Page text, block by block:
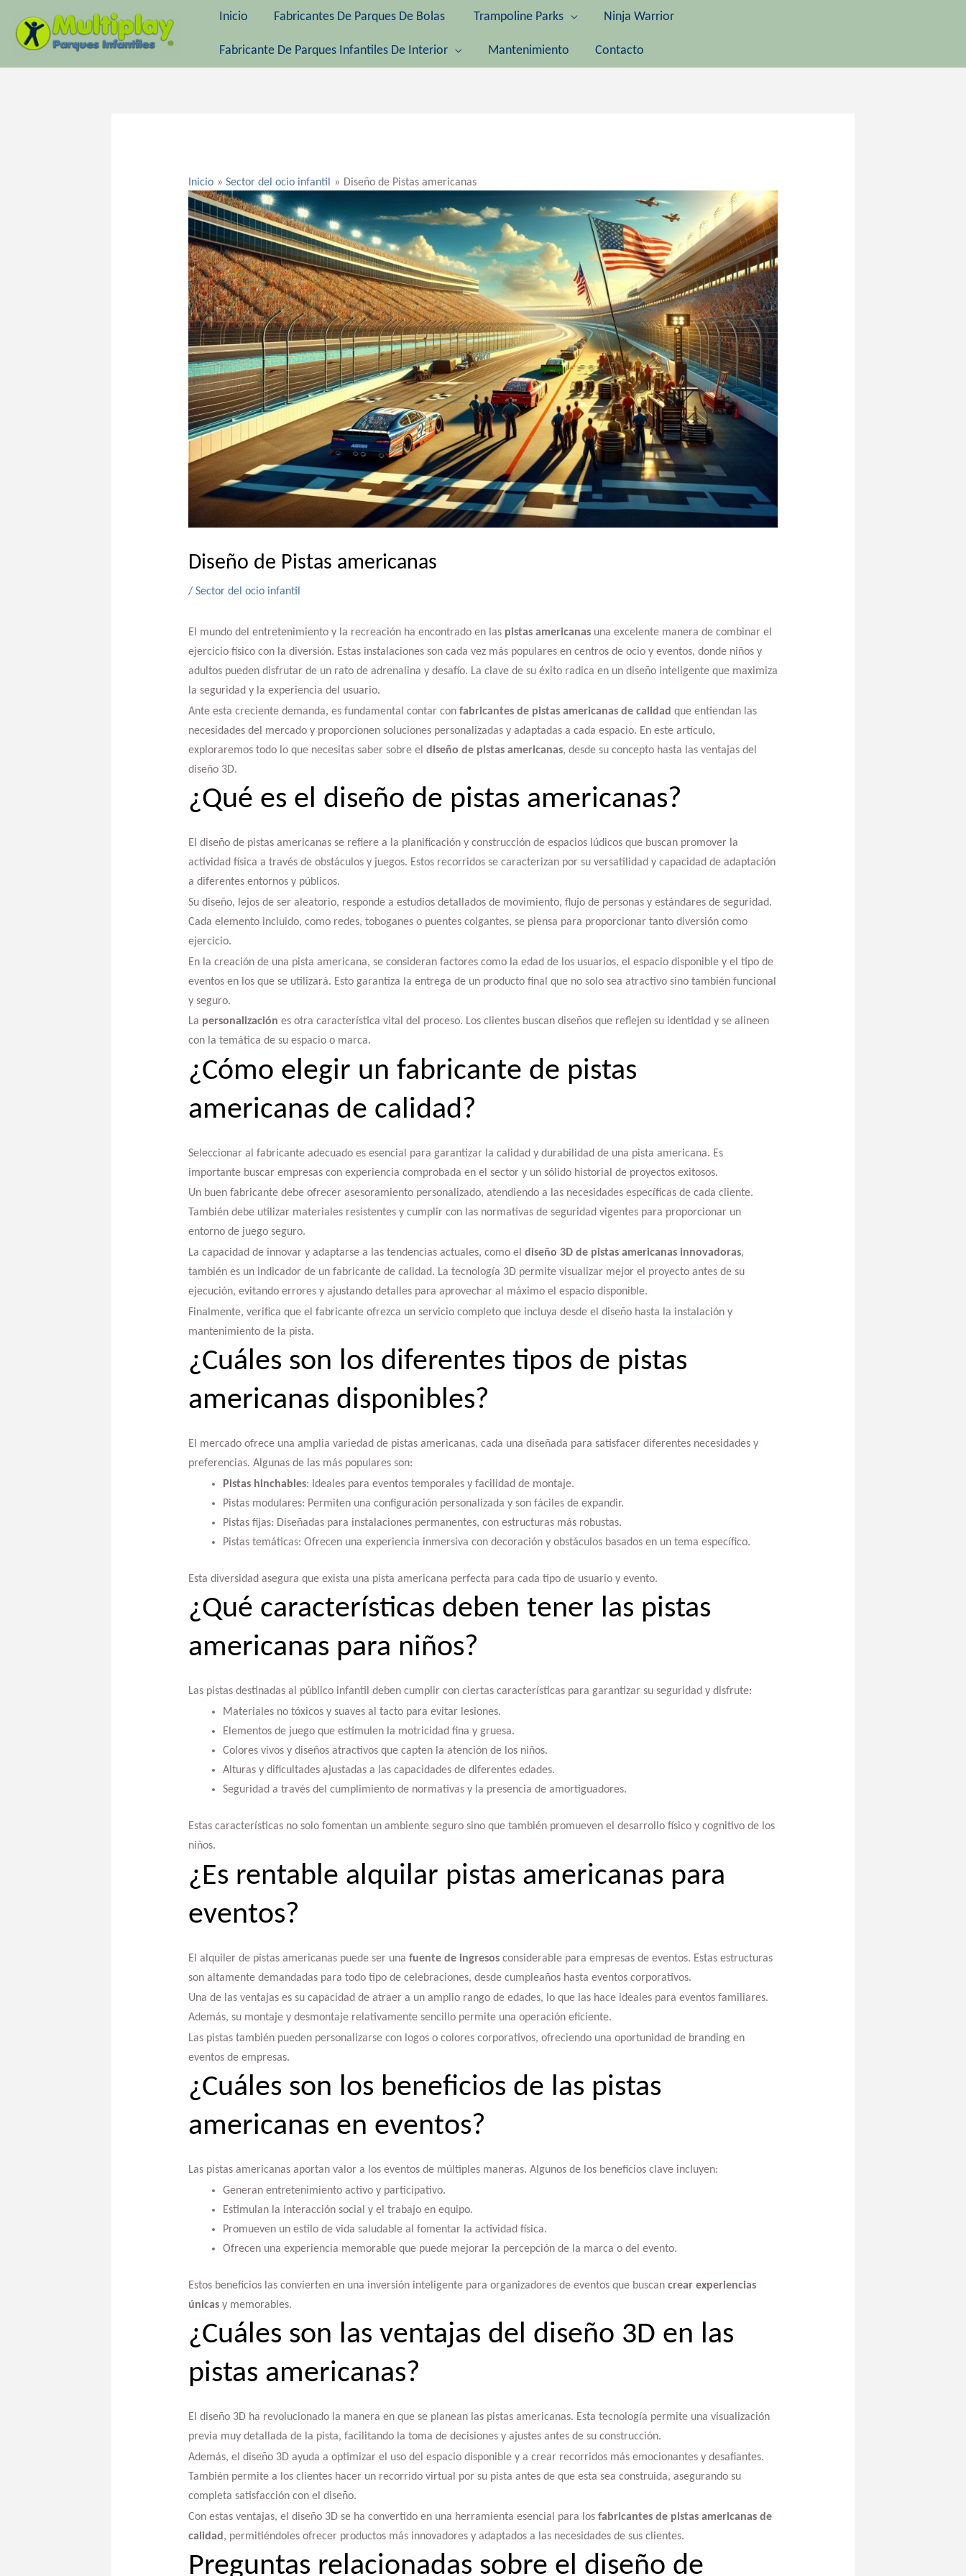
contenido
Inicio Fabricantes De Parques De Bolas Trampoline Parks Ninja Warrior
Fabricante De Parques Infantiles De Interior Mantenimiento Contacto
Inicio Sector del ocio infantil Diseño de Pistas americanas
Diseño de Pistas americanas
/ Sector del ocio infantil
El mundo del entretenimiento y la recreación ha encontrado en las pistas americanasuna excelente manera de combinar el
ejercicio físico con la diversión. Estas instalaciones son cada vez más populares en centros de ocio y eventos, donde niños y
adultos pueden disfrutar de un rato de adrenalina y desafío. La clave de su éxito radica en un diseño inteligente que maximiza
la seguridad y la experiencia del usuario.
Ante esta creciente demanda, es fundamental contar con fabricantes de pistas americanas de calidad que entiendan las
necesidades del mercado y proporcionen soluciones personalizadas y adaptadas a cada espacio. En este artículo,
exploraremos todo lo que necesitas saber sobre el diseño de pistas americanas, desde su concepto hasta las ventajas del
diseño 3D.
¿Qué es el diseño de pistas americanas?
El diseño de pistas americanas se refiere a la planificación y construcción de espacios lúdicos que buscan promover la
actividad física a través de obstáculos y juegos. Estos recorridos se caracterizan por su versatilidad y capacidad de adaptación
a diferentes entornos y públicos.
Su diseño, lejos de ser aleatorio, responde a estudios detallados de movimiento, flujo de personas y estándares de seguridad.
Cada elemento incluido, como redes, toboganes o puentes colgantes, se piensa para proporcionar tanto diversión como
ejercicio.
En la creación de una pista americana, se consideran factores como la edad de los usuarios, el espacio disponible y el tipo de
eventos en los que se utilizará. Esto garantiza la entrega de un producto final que no solo sea atractivo sino también funcional
y seguro.
La personalización es otra característica vital del proceso. Los clientes buscan diseños que reflejen su identidad y se alineen
con la temática de su espacio o marca.
¿Cómo elegir un fabricante de pistas
americanas de calidad?
Seleccionar al fabricante adecuado es esencial para garantizar la calidad y durabilidad de una pista americana. Es
importante buscar empresas con experiencia comprobada en el sector y un sólido historial de proyectos exitosos.
Un buen fabricante debe ofrecer asesoramiento personalizado, atendiendo a las necesidades específicas de cada cliente.
También debe utilizar materiales resistentes y cumplir con las normativas de seguridad vigentes para proporcionar un
entorno de juego seguro.
La capacidad de innovar y adaptarse a las tendencias actuales, como el diseño 3D de pistas americanas innovadoras,
también es un indicador de un fabricante de calidad. La tecnología 3D permite visualizar mejor el proyecto antes de su
ejecución, evitando errores y ajustando detalles para aprovechar al máximo el espacio disponible.
Finalmente, verifica que el fabricante ofrezca un servicio completo que incluya desde el diseño hasta la instalación y
mantenimiento de la pista.
¿Cuáles son los diferentes tipos de pistas
americanas disponibles?
El mercado ofrece una amplia variedad de pistas americanas, cada una diseñada para satisfacer diferentes necesidades y
preferencias. Algunas de las más populares son:
Pistas hinchables: Ideales para eventos temporales y facilidad de montaje.
Pistas modulares: Permiten una configuración personalizada y son fáciles de expandir.
Pistas fijas: Diseñadas para instalaciones permanentes, con estructuras más robustas.
Pistas temáticas: Ofrecen una experiencia inmersiva con decoración y obstáculos basados en un tema específico.
Esta diversidad asegura que exista una pista americana perfecta para cada tipo de usuario y evento.
¿Qué características deben tener las pistas
americanas para niños?
Las pistas destinadas al público infantil deben cumplir con ciertas características para garantizar su seguridad y disfrute:
Materiales no tóxicos y suaves al tacto para evitar lesiones.
Elementos de juego que estimulen la motricidad fina y gruesa.
Colores vivos y diseños atractivos que capten la atención de los niños.
Alturas y dificultades ajustadas a las capacidades de diferentes edades.
Seguridad a través del cumplimiento de normativas y la presencia de amortiguadores.
Estas características no solo fomentan un ambiente seguro sino que también promueven el desarrollo físico y cognitivo de los
niños.
¿Es rentable alquilar pistas americanas para
eventos?
El alquiler de pistas americanas puede ser una fuente de ingresosconsiderable para empresas de eventos. Estas estructuras
son altamente demandadas para todo tipo de celebraciones, desde cumpleaños hasta eventos corporativos.
Una de las ventajas es su capacidad de atraer a un amplio rango de edades, lo que las hace ideales para eventos familiares.
Además, su montaje y desmontaje relativamente sencillo permite una operación eficiente.
Las pistas también pueden personalizarse con logos o colores corporativos, ofreciendo una oportunidad de branding en
eventos de empresas.
¿Cuáles son los beneficios de las pistas
americanas en eventos?
Las pistas americanas aportan valor a los eventos de múltiples maneras. Algunos de los beneficios clave incluyen:
Generan entretenimiento activo y participativo.
Estimulan la interacción social y el trabajo en equipo.
Promueven un estilo de vida saludable al fomentar la actividad física.
Ofrecen una experiencia memorable que puede mejorar la percepción de la marca o del evento.
Estos beneficios las convierten en una inversión inteligente para organizadores de eventos que buscan crear experiencias
únicasy memorables.
¿Cuáles son las ventajas del diseño 3D en las
pistas americanas?
El diseño 3D ha revolucionado la manera en que se planean las pistas americanas. Esta tecnología permite una visualización
previa muy detallada de la pista, facilitando la toma de decisiones y ajustes antes de su construcción.
Además, el diseño 3D ayuda a optimizar el uso del espacio disponible y a crear recorridos más emocionantes y desafiantes.
También permite a los clientes hacer un recorrido virtual por su pista antes de que esta sea construida, asegurando su
completa satisfacción con el diseño.
Con estas ventajas, el diseño 3D se ha convertido en una herramienta esencial para los fabricantes de pistas americanas de
calidad , permitiéndoles ofrecer productos más innovadores y adaptados a las necesidades de sus clientes.
Preguntas relacionadas sobre el diseño de